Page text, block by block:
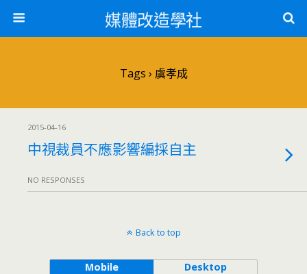
媒體改造學社
Tags › 虞孝成
2015-04-16
中視裁員不應影響編採自主
NO RESPONSES
Back to top
Mobile Desktop